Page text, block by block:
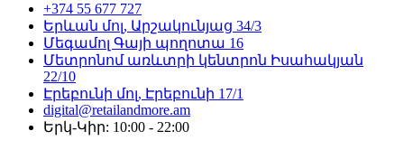
+374 55 677 727
Երևան մոլ, Արշակունյաց 34/3
Մեգամոլ Գայի պողոտա 16
Մետրոնոմ առևտրի կենտրոն Իսահակյան
22/10
Էրեբունի մոլ, Էրեբունի 17/1
digital@retailandmore.am
Երկ-Կիր: 10:00 - 22:00